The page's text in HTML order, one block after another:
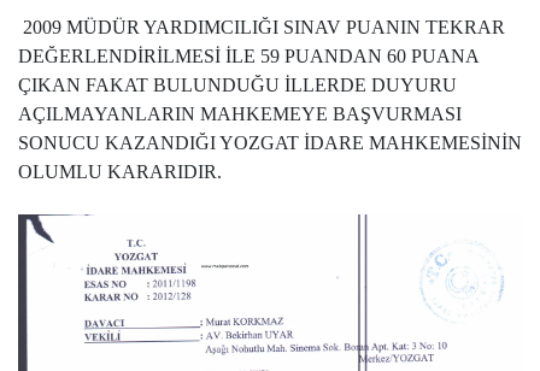
2009 MÜDÜR YARDIMCILIĞI SINAV PUANIN TEKRAR
DEĞERLENDİRİLMESİ İLE 59 PUANDAN 60 PUANA
ÇIKAN FAKAT BULUNDUĞU İLLERDE DUYURU
AÇILMAYANLARIN MAHKEMEYE BAŞVURMASI
SONUCU KAZANDIĞI YOZGAT İDARE MAHKEMESİNİN
OLUMLU KARARIDIR.